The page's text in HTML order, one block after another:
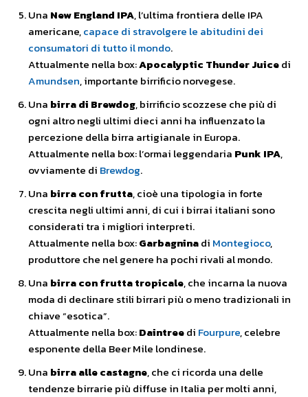
Una New England IPA, l’ultima frontiera delle IPA
americane,capace di stravolgere le abitudini dei
consumatori di tutto il mondo.
Attualmente nella box:Apocalyptic Thunder Juicedi
Amundsen, importante birrificio norvegese.
Una birra di Brewdog, birrificio scozzese che più di
ogni altro negli ultimi dieci anni ha influenzato la
percezione della birra artigianale in Europa.
Attualmente nella box: l’ormai leggendaria Punk IPA,
ovviamente di Brewdog.
Una birra con frutta, cioè una tipologia in forte
crescita negli ultimi anni, di cui i birrai italiani sono
considerati tra i migliori interpreti.
Attualmente nella box:Garbagninadi Montegioco,
produttore che nel genere ha pochi rivali al mondo.
Una birra con frutta tropicale, che incarna la nuova
moda di declinare stili birrari più o meno tradizionali in
chiave “esotica”.
Attualmente nella box:Daintreedi Fourpure, celebre
esponente della Beer Mile londinese.
Una birra alle castagne, che ci ricorda una delle
tendenze birrarie più diffuse in Italia per molti anni,